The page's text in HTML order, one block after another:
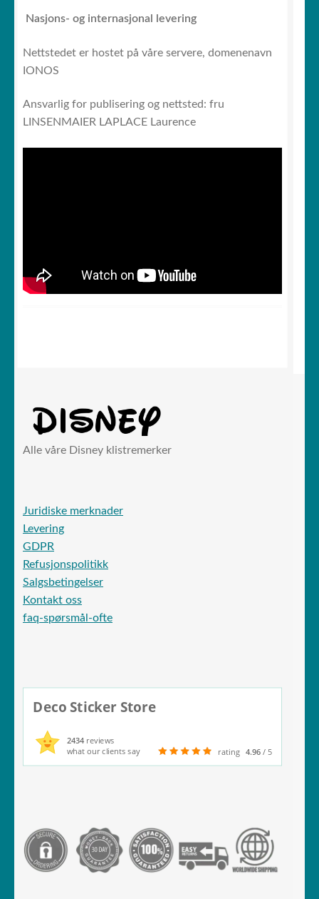
Nasjons- og internasjonal levering
Nettstedet er hostet på våre servere, domenenavn
IONOS
Ansvarlig for publisering og nettsted: fru
LINSENMAIER LAPLACE Laurence
Alle våre Disney klistremerker
Juridiske merknader
Levering
GDPR
Refusjonspolitikk
Salgsbetingelser
Kontakt oss
faq-spørsmål-ofte
Deco Sticker Store
2434 reviews
what our clients say rating 4.96 / 5